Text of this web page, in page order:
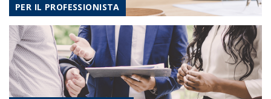
PER IL PROFESSIONISTA